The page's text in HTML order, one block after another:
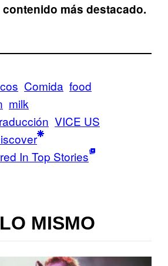
más destacado.
Comida food
milk
VICE US
In Top Stories
MISMO